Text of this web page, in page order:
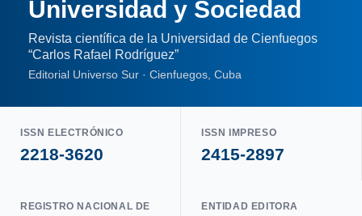
Universidad y Sociedad
Revista científica de la Universidad de Cienfuegos
“Carlos Rafael Rodríguez”
Editorial Universo Sur · Cienfuegos, Cuba
ISSN ELECTRÓNICO
2218-3620
ISSN IMPRESO
2415-2897
REGISTRO NACIONAL DE
ENTIDAD EDITORA